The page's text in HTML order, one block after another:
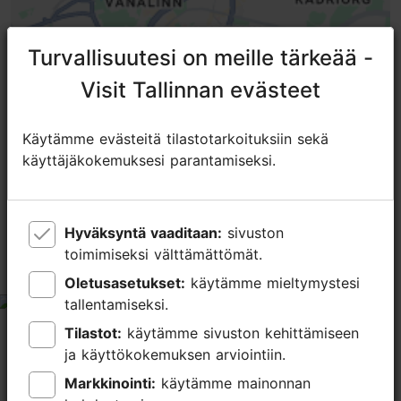
TripAdvisorissa® annetut arviot
Unfortunately disappointing
tripadvisor rating 1 of 5
heinäkuu 25, 2026 kirjoittaja:Jessica K
Good location, but uncomfortable chairs and very
underwhelming sandwiches. On paper, as in the menu,
Turvallisuutesi on meille tärkeää -
Visit Tallinnan evästeet
Käytämme evästeitä tilastotarkoituksiin sekä
käyttäjäkokemuksesi parantamiseksi.
Hyväksyntä vaaditaan:
toimimiseksi välttämättömät.
Oletusasetukset:
tallentamiseksi.
Tilastot:
ja käyttökokemuksen arviointiin.
Markkinointi:
Turvallisuutesi on meille tärkeää -
Visit Tallinnan evästeet
Käytämme evästeitä tilastotarkoituksiin sekä
käyttäjäkokemuksesi parantamiseksi.
Hyväksyntä vaaditaan:
toimimiseksi välttämättömät.
Oletusasetukset:
tallentamiseksi.
Tilastot:
ja käyttökokemuksen arviointiin.
Markkinointi: